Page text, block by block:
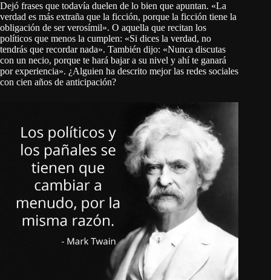
Dejó frases que todavía duelen de lo bien que apuntan. «La
verdad es más extraña que la ficción, porque la ficción tiene la
obligación de ser verosímil». O aquella que recitan los
políticos que menos la cumplen: «Si dices la verdad, no
tendrás que recordar nada». También dijo: «Nunca discutas
con un necio, porque te hará bajar a su nivel y ahí te ganará
por experiencia». ¿Alguien ha descrito mejor las redes sociales
con cien años de anticipación?